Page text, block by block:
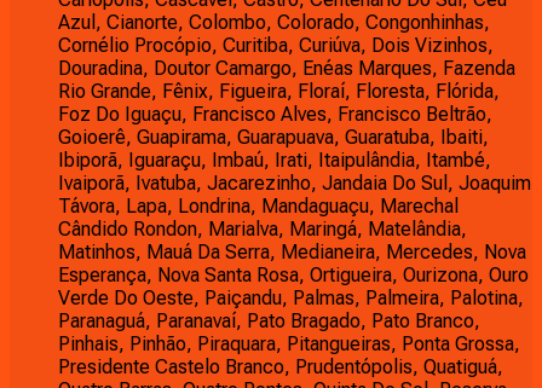
Azul, Cianorte, Colombo, Colorado, Congonhinhas,
Cornélio Procópio, Curitiba, Curiúva, Dois Vizinhos,
Douradina, Doutor Camargo, Enéas Marques, Fazenda
Rio Grande, Fênix, Figueira, Floraí, Floresta, Flórida,
Foz Do Iguaçu, Francisco Alves, Francisco Beltrão,
Goioerê, Guapirama, Guarapuava, Guaratuba, Ibaiti,
Ibiporã, Iguaraçu, Imbaú, Irati, Itaipulândia, Itambé,
Ivaiporã, Ivatuba, Jacarezinho, Jandaia Do Sul, Joaquim
Távora, Lapa, Londrina, Mandaguaçu, Marechal
Cândido Rondon, Marialva, Maringá, Matelândia,
Matinhos, Mauá Da Serra, Medianeira, Mercedes, Nova
Esperança, Nova Santa Rosa, Ortigueira, Ourizona, Ouro
Verde Do Oeste, Paiçandu, Palmas, Palmeira, Palotina,
Paranaguá, Paranavaí, Pato Bragado, Pato Branco,
Pinhais, Pinhão, Piraquara, Pitangueiras, Ponta Grossa,
Presidente Castelo Branco, Prudentópolis, Quatiguá,